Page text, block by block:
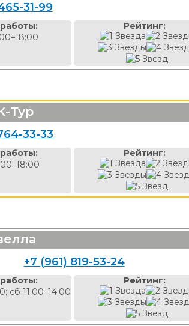
31-99
Рейтинг:
Тур
33-33
Рейтинг:
+7 (961) 819-53-24
сб 11:00–14:00
Рейтинг: